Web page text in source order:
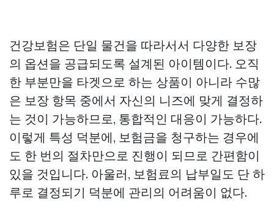
건강보험은 단일 물건을 따라서서 다양한 보장
의 옵션을 공급되도록 설계된 아이템이다. 오직
한 부분만을 타겟으로 하는 상품이 아니라 수많
은 보장 항목 중에서 자신의 니즈에 맞게 결정하
는 것이 가능하므로, 통합적인 대응이 가능하다.
이렇게 특성 덕분에, 보험금을 청구하는 경우에
도 한 번의 절차만으로 진행이 되므로 간편함이
있을 것입니다. 아울러, 보험료의 납부일도 단 하
루로 결정되기 덕분에 관리의 어려움이 없다.